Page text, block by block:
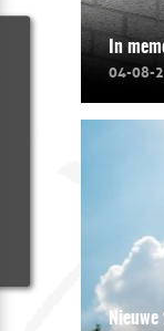
In
04-08-